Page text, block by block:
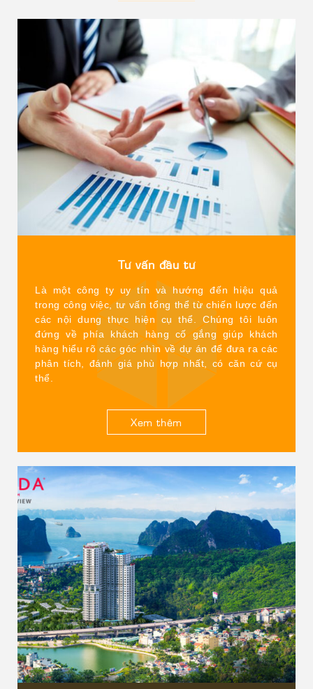
Golden Peark Nha Trang, AnCuising Nha Trang, Thanh
Lanh Valley Golf & Resort, Opus One, Ha Long Bay View
————————————————
THÔNG TIN LIÊN HỆ
Trụ sở Hà Nội:
– Địa chỉ: VPGD: Tầng 3 – CT1, tòa nhà Yên Hòa Park
View, số 3 Vũ Phạm Hàm, phường Yên Hòa, quận Cầu
Giấy, TP Hà Nội.
– Điện Thoại: 02432.005.227
– Di dộng: 0563.555.888
– Địa chỉ: Số 15 Phố Hồng Tiến, Phường Hồng Gai, tỉnh
Quảng Ninh
– Điện Thoại: (84) 2033 853 666 / (84) 7974 00000
– Website:
halongbayview.vn|ramadasuiteshalongbay.com
Tư vấn đầu tư
Là một công ty uy tín và hướng đến hiệu quả
trong công việc, tư vấn tổng thể từ chiến lược đến
các nội dung thực hiện cụ thể. Chúng tôi luôn
đứng về phía khách hàng cố gắng giúp khách
hàng hiểu rõ các góc nhìn về dự án để đưa ra các
phân tích, đánh giá phù hợp nhất, có căn cứ cụ
thể.
Xem thêm